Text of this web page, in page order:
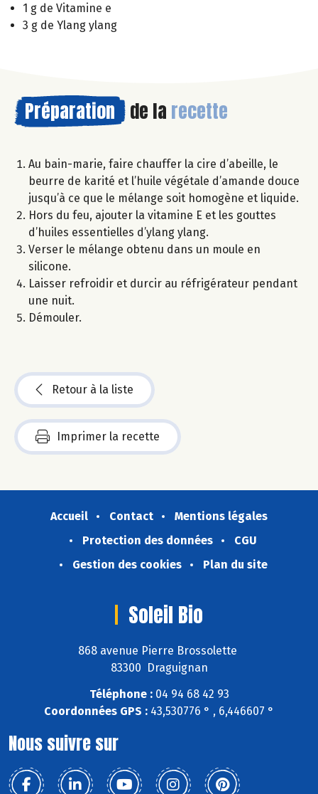
1 g de Vitamine e
3 g de Ylang ylang
Préparation de la recette
Au bain-marie, faire chauffer la cire d’abeille, le
beurre de karité et l’huile végétale d’amande douce
jusqu’à ce que le mélange soit homogène et liquide.
Hors du feu, ajouter la vitamine E et les gouttes
d’huiles essentielles d’ylang ylang.
Verser le mélange obtenu dans un moule en
silicone.
Laisser refroidir et durcir au réfrigérateur pendant
une nuit.
Démouler.
Retour à la liste
Imprimer la recette
Accueil Contact
Mentions légales
Protection des données
CGU
Gestion des cookies
Plan du site
Soleil Bio
868 avenue Pierre Brossolette
83300 Draguignan
Téléphone :04 94 68 42 93
Coordonnées GPS : 43,530776 ° , 6,446607 °
Nous suivre sur